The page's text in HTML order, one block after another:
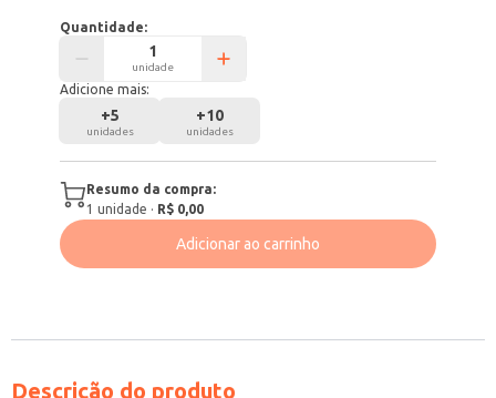
Quantidade:
unidade
Adicione mais:
+5
unidades
+10
unidades
Resumo da compra:
1 unidade · R$ 0,00
Adicionar ao carrinho
Descrição do produto